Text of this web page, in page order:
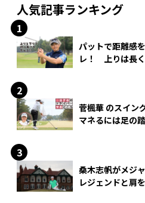
人気記事ランキング
パットで距離感
レ！ 上りは長
菅楓華 のスイン
マネるには足の
桑木志帆がメジ
レジェンドと肩